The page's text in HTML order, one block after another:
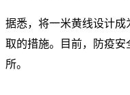
据悉，将一米黄线设计
取的措施。目前，防疫安
所。